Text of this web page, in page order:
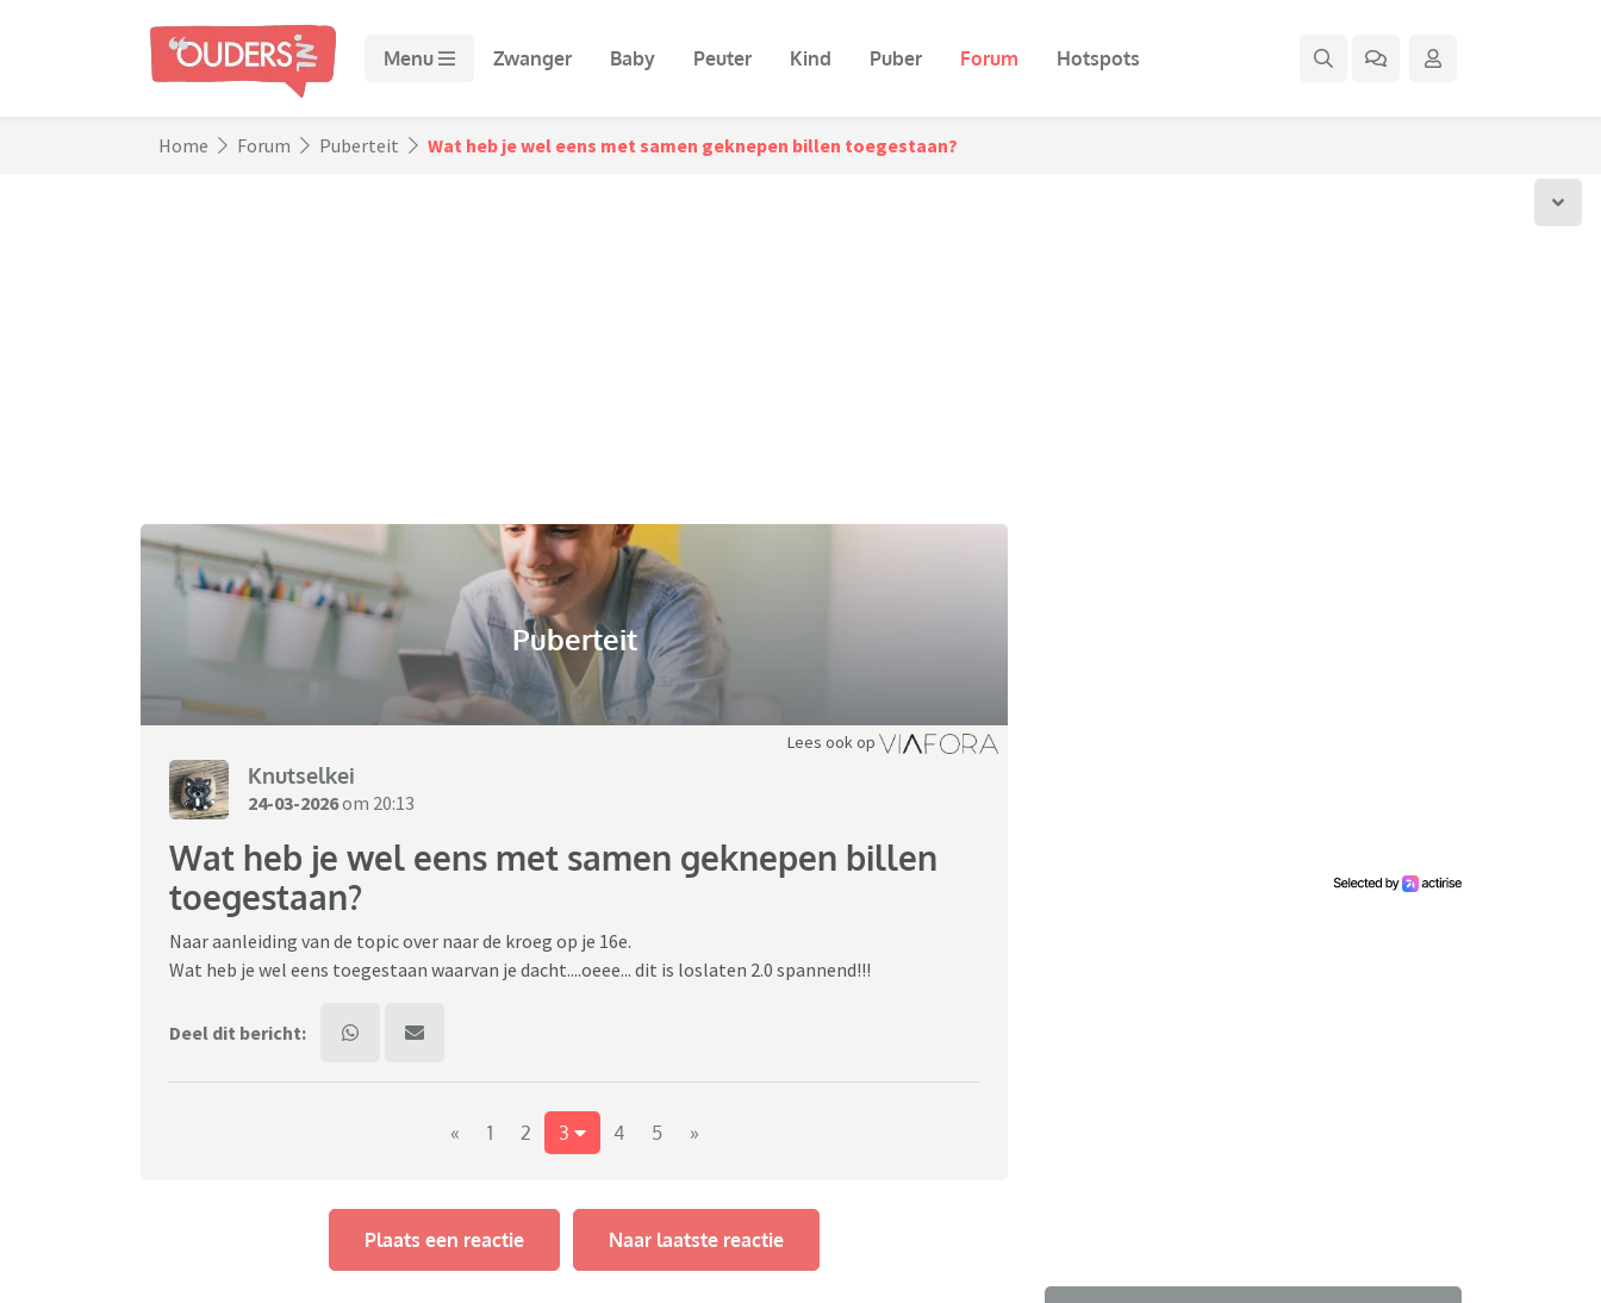
Menu Zwanger Baby Peuter Kind Puber Forum Hotspots
Home Forum Puberteit Wat heb je wel eens met samen geknepen billen toegestaan?
Puberteit
Lees ook op
Knutselkei
24-03-2026om 20:13
Wat heb je wel eens met samen geknepen billen
toegestaan?
Naar aanleiding van de topic over naar de kroeg op je 16e.
Wat heb je wel eens toegestaan waarvan je dacht....oeee... dit is loslaten 2.0 spannend!!!
Deel dit bericht:
« 1 2 3 4 5 »
Plaats een reactie Naar laatste reactie